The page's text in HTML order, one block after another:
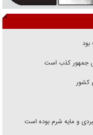
جمهور کذب است
کشور
و مایه شرم بوده است